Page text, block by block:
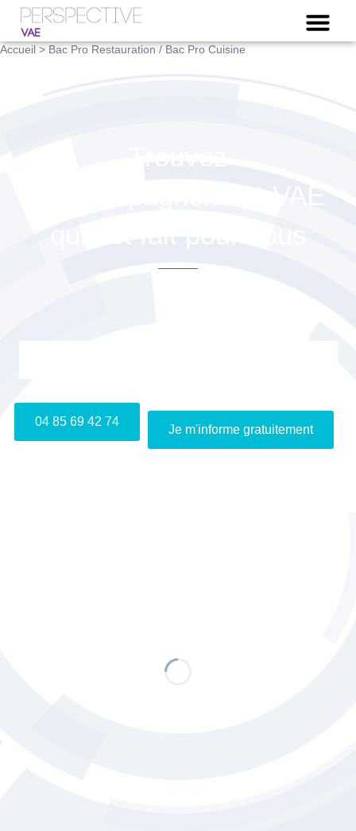
Accueil>Bac Pro Restauration / Bac Pro Cuisine
04 85 69 42 74
Je m'informe gratuitement